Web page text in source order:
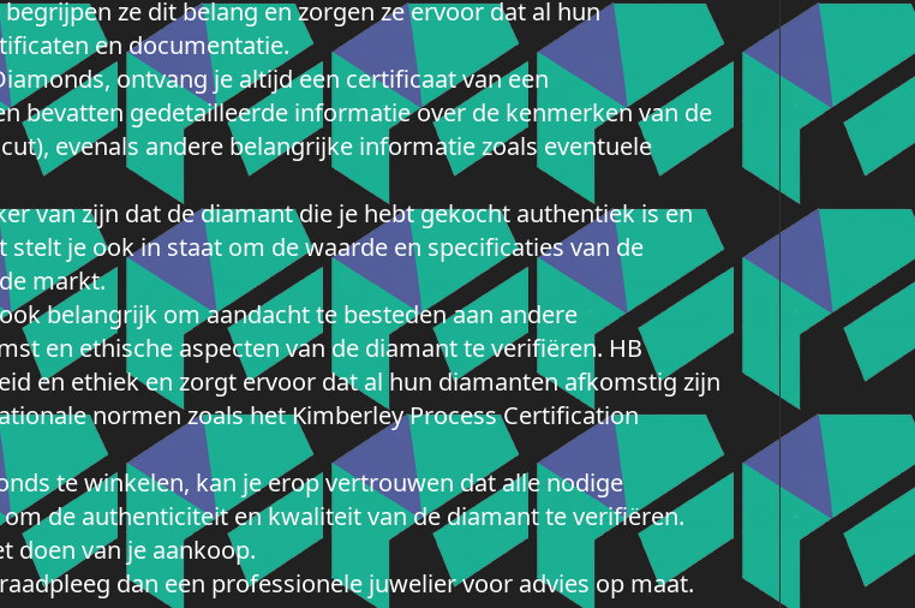
ze dit belang en zorgen ze ervoor dat al hun
en documentatie.
ontvang je altijd een certificaat van een
bevatten gedetailleerde informatie over de kenmerken van de
evenals andere belangrijke informatie zoals eventuele
van zijn dat de diamant die je hebt gekocht authentiek is en
je ook in staat om de waarde en specificaties van de
markt.
belangrijk om aandacht te besteden aan andere
en ethische aspecten van de diamant te verifiëren. HB
en ethiek en zorgt ervoor dat al hun diamanten afkomstig zijn
normen zoals het Kimberley Process Certification
te winkelen, kan je erop vertrouwen dat alle nodige
de authenticiteit en kwaliteit van de diamant te verifiëren.
doen van je aankoop.
dan een professionele juwelier voor advies op maat.